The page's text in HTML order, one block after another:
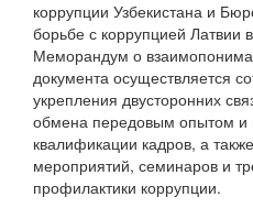
коррупции Узбекистана и
борьбе с коррупцией Латвии
Меморандум о
документа осуществляется
укрепления двусторонних
обмена передовым опытом
квалификации кадров, а
мероприятий, семинаров и
профилактики коррупции.